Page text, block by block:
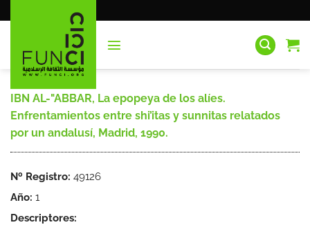
al
IBN AL-"ABBAR, La epopeya de los alíes.
Enfrentamientos entre shi’itas y sunnitas relatados
por un andalusí, Madrid, 1990.
Nº Registro: 49126
Año: 1
Descriptores: